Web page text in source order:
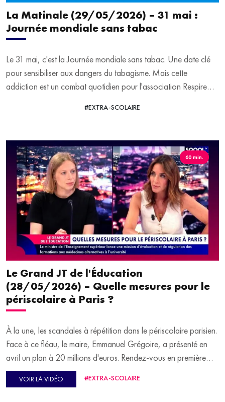
La Matinale (29/05/2026) – 31 mai :
Journée mondiale sans tabac
Le 31 mai, c'est la Journée mondiale sans tabac. Une date clé
pour sensibiliser aux dangers du tabagisme. Mais cette
addiction est un combat quotidien pour l'association Respire
sans jugement, mais surtout faire avancer la justice.
Pour notre invité, président et porte-parole, Vincent Pellaumail,
les actions de Respire Libre commencent par les plus jeunes,
avec des actions dans les écoles. Aujourd'hui, ce sont 15 % des
jeunes de 17 ans qui fument quotidiennement, contre 25 % il y a
quelques années. Mais si la cigarette traditionnelle laisse place à
sa version électronique, les nouveaux usages n'en sont pas
dangereux.
Et si dans un mois vous ne touchiez plus à une seule cigarette, ni
vapoteuse ? C'est l'un des programmes lancés par Respire Libre
dès le lundi 1er juin. Un accompagnement pour prendre le
contrôle sur sa santé et sa liberté. Vincent Pellaumail nous livre
tous ses conseils, et souhaite aussi s'adresser aux parents.
#EXTRA-SCOLAIRE
60 min.
Le Grand JT de l'Éducation
(28/05/2026) – Quelle mesures pour le
périscolaire à Paris ?
À la une, les scandales à répétition dans le périscolaire parisien.
Face à ce fléau, le maire, Emmanuel Grégoire, a présenté en
avril un plan à 20 millions d'euros. Rendez-vous en première
partie, avec Anne-Claire Boux, adjointe au maire de Paris, en
charge des affaires scolaires et de la petite enfance.
VOIR LA VIDÉO #EXTRA-SCOLAIRE